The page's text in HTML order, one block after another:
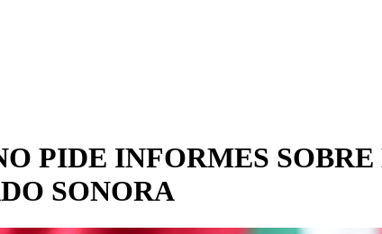
PIDE INFORMES
SONORA